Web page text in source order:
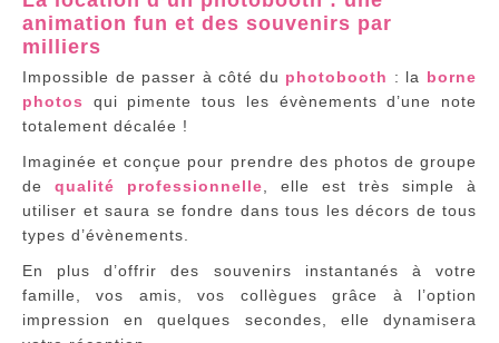
animation fun et des souvenirs par
milliers
Impossible de passer à côté du photobooth : la borne
photos
qui pimente tous les évènements d’une note
totalement décalée !
Imaginée et conçue pour prendre des photos de groupe
de qualité professionnelle , elle est très simple à
utiliser et saura se fondre dans tous les décors de tous
types d’évènements.
En plus d’offrir des souvenirs instantanés à votre
famille, vos amis, vos collègues grâce à l’option
impression en quelques secondes, elle dynamisera